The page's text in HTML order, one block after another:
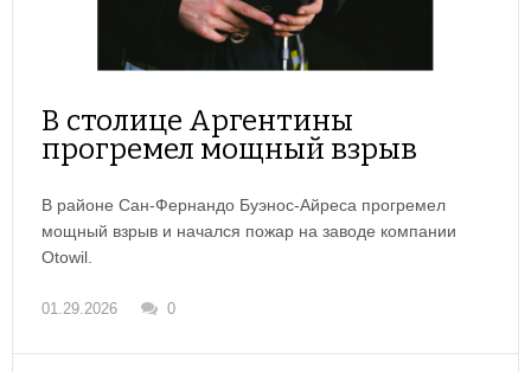
В столице Аргентины
прогремел мощный взрыв
В районе Сан-Фернандо Буэнос-Айреса прогремел
мощный взрыв и начался пожар на заводе компании
Otowil.
01.29.2026 0